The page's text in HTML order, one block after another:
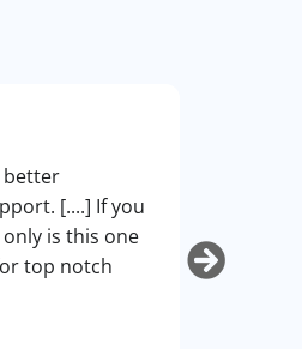
better
[....] If you
is this one
top notch